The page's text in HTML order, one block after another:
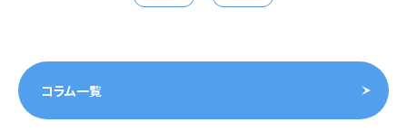
コラム一覧